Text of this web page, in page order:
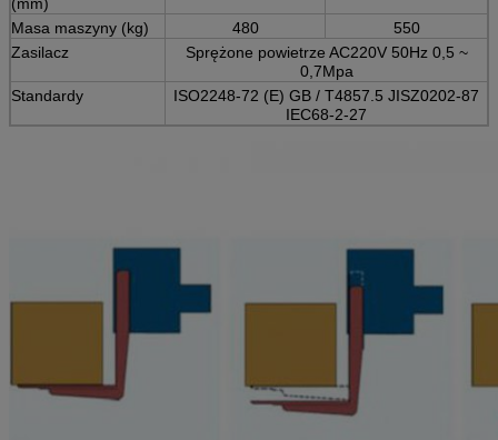
Masa maszyny (kg) 480
550
Zasilacz
Sprężone powietrze AC220V 50Hz 0,5 ~
0,7Mpa
Standardy
ISO2248-72 (E) GB / T4857.5 JISZ0202-87
IEC68-2-27